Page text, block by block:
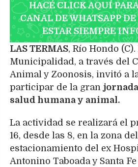
HACÉ CLICK AQUÍ
CANAL DE WHATSAPP
ESTAR SIEMPRE
LAS TERMAS, Río Hondo (C).
Municipalidad, a través del
Animal y Zoonosis, invitó a
participar de la gran
salud humana y animal.
La actividad se realizará el
16, desde las 8, en la zona del
estacionamiento del ex
Antonino Taboada y Santa Fe